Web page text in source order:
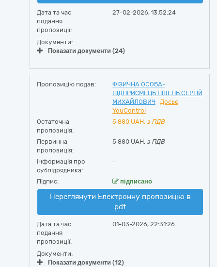
Дата та час
подання
пропозиції:
27-02-2026, 13:52:24
Документи:
Показати документи (24)
Пропозицію подав:
ФІЗИЧНА ОСОБА-
ПІДПРИЄМЕЦЬ ПІВЕНЬ СЕРГІЙ
МИХАЙЛОВИЧ
Досьє
YouControl
Остаточна
пропозиція:
5 880 UAH, з ПДВ
Первинна
пропозиція:
5 880 UAH, з ПДВ
Інформація про
субпідрядника:
-
Підпис: підписано
Переглянути Електронну пропозицію в
pdf
Дата та час
подання
пропозиції:
01-03-2026, 22:31:26
Документи:
Показати документи (12)